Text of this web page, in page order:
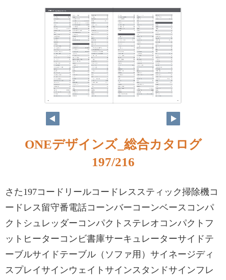
ONEデザインズ_総合カタログ
197/216
さた197コードリールコードレススティック掃除機コ
ードレス留守番電話コーンバーコーンベースコンパ
クトシュレッダーコンパクトステレオコンパクトフ
ットヒーターコンビ書庫サーキュレーターサイドテ
ーブルサイドテーブル（ソファ用）サイネージディ
スプレイサインウェイトサインスタンドサインフレ